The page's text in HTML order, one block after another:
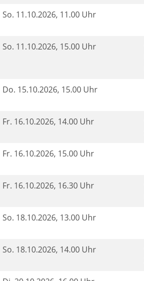
So. 11.10.2026, 11.00 Uhr
So. 11.10.2026, 15.00 Uhr
Do. 15.10.2026, 15.00 Uhr
Fr. 16.10.2026, 14.00 Uhr
Fr. 16.10.2026, 15.00 Uhr
Fr. 16.10.2026, 16.30 Uhr
So. 18.10.2026, 13.00 Uhr
So. 18.10.2026, 14.00 Uhr